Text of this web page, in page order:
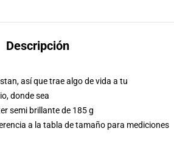
Descripción
así que trae algo de vida a tu
donde sea
semi brillante de 185 g
a la tabla de tamaño para mediciones